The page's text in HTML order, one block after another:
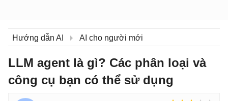
Hướng dẫn AI AI cho người mới
LLM agent là gì? Các phân loại và
công cụ bạn có thể sử dụng